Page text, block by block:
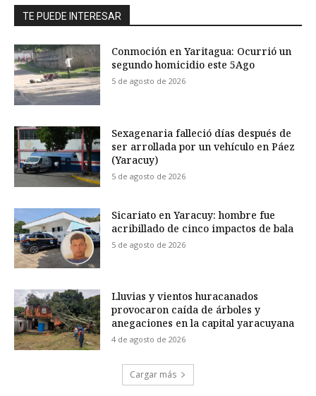
TE PUEDE INTERESAR
Conmoción en Yaritagua: Ocurrió un
segundo homicidio este 5Ago
5 de agosto de 2026
Sexagenaria falleció días después de
ser arrollada por un vehículo en Páez
(Yaracuy)
5 de agosto de 2026
Sicariato en Yaracuy: hombre fue
acribillado de cinco impactos de bala
5 de agosto de 2026
Lluvias y vientos huracanados
provocaron caída de árboles y
anegaciones en la capital yaracuyana
4 de agosto de 2026
Cargar más